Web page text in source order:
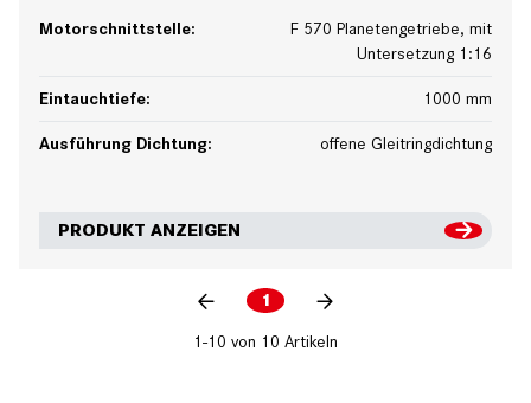
Motorschnittstelle:
F 570 Planetengetriebe, mit
Untersetzung 1:16
Eintauchtiefe: 1000 mm
Ausführung Dichtung: offene Gleitringdichtung
PRODUKT ANZEIGEN
1
1-10 von 10 Artikeln